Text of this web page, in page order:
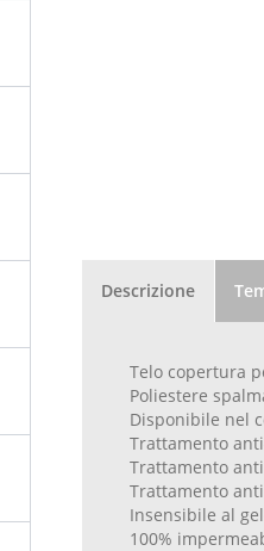
Descrizione
Telo copertura
Poliestere
Disponibile nel
Trattamento
Trattamento
Trattamento
Insensibile al
100%